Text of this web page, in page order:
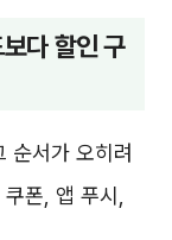
다 할인 구
순서가 오히려
폰, 앱 푸시,